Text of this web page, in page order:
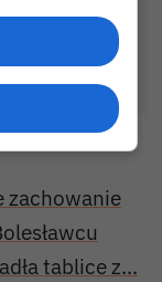
zachowanie
tablice z...